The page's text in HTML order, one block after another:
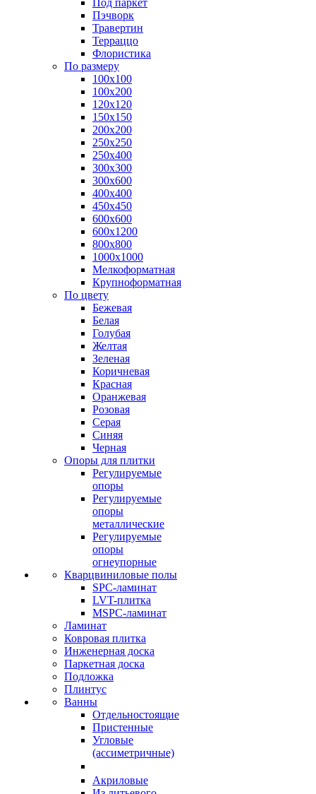
Под паркет
Пэчворк
Травертин
Терраццо
Флористика
По размеру
100х100
100х200
120х120
150х150
200х200
250х250
250х400
300х300
300х600
400х400
450х450
600х600
600х1200
800х800
1000х1000
Мелкоформатная
Крупноформатная
По цвету
Бежевая
Белая
Голубая
Желтая
Зеленая
Коричневая
Красная
Оранжевая
Розовая
Серая
Синяя
Черная
Опоры для плитки
Регулируемые
опоры
Регулируемые
опоры
металлические
Регулируемые
опоры
огнеупорные
Кварцвиниловые полы
SPC-ламинат
LVT-плитка
MSPC-ламинат
Ламинат
Ковровая плитка
Инженерная доска
Паркетная доска
Подложка
Плинтус
Ванны
Отдельностоящие
Пристенные
Угловые
(ассиметричные)
Акриловые